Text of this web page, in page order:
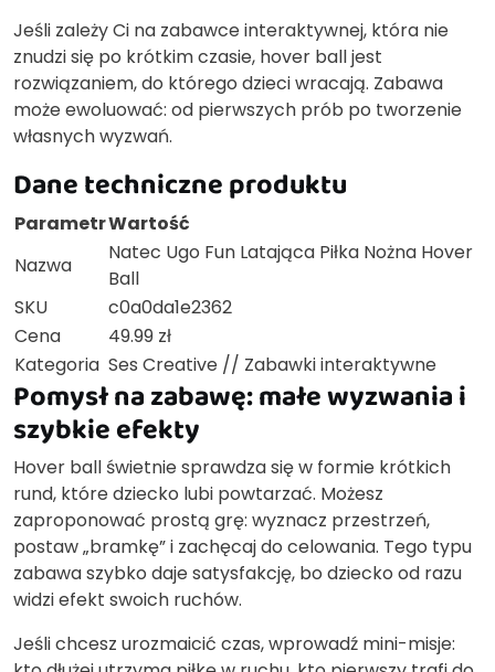
Jeśli zależy Ci na zabawce interaktywnej, która nie
znudzi się po krótkim czasie, hover ball jest
rozwiązaniem, do którego dzieci wracają. Zabawa
może ewoluować: od pierwszych prób po tworzenie
własnych wyzwań.
Dane techniczne produktu
ParametrWartość
Nazwa
Natec Ugo Fun Latająca Piłka Nożna Hover
Ball
SKU
c0a0da1e2362
Cena
49.99 zł
Kategoria Ses Creative // Zabawki interaktywne
Pomysł na zabawę: małe wyzwania i
szybkie efekty
Hover ball świetnie sprawdza się w formie krótkich
rund, które dziecko lubi powtarzać. Możesz
zaproponować prostą grę: wyznacz przestrzeń,
postaw „bramkę” i zachęcaj do celowania. Tego typu
zabawa szybko daje satysfakcję, bo dziecko od razu
widzi efekt swoich ruchów.
Jeśli chcesz urozmaicić czas, wprowadź mini-misje: